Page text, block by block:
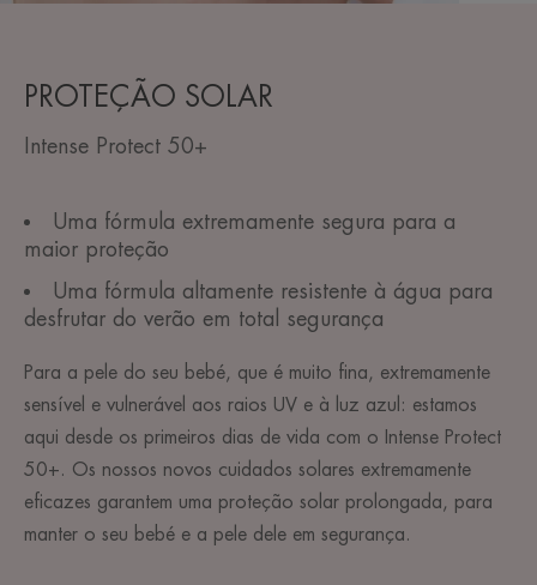
PROTEÇÃO SOLAR
Intense Protect 50+
Uma fórmula extremamente segura para a
maior proteção
Uma fórmula altamente resistente à água para
desfrutar do verão em total segurança
Para a pele do seu bebé, que é muito fina, extremamente
sensível e vulnerável aos raios UV e à luz azul: estamos
aqui desde os primeiros dias de vida com o Intense Protect
50+. Os nossos novos cuidados solares extremamente
eficazes garantem uma proteção solar prolongada, para
manter o seu bebé e a pele dele em segurança.